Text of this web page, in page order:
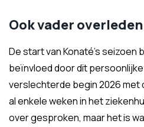
Ook vader overleden
De start van Konaté's seizoen
beïnvloed door dit
verslechterde begin 2026 met
al enkele weken in het
over gesproken, maar het is